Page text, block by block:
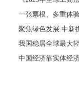
聚焦绿色发展 中新
我国稳居全球最大
中国经济靠实体经